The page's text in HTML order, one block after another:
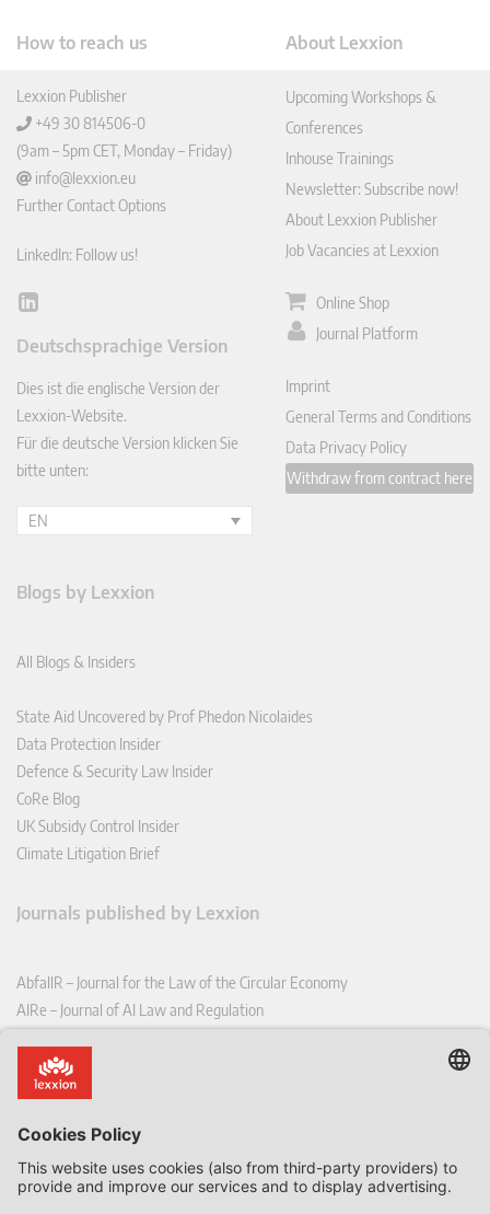
How to reach us
Lexxion Publisher
+49 30 814506-0
(9am – 5pm CET, Monday – Friday)
info@lexxion.eu
Further Contact Options
LinkedIn: Follow us!
Lin
In
Deutschsprachige Version
Dies ist die englische Version der
Lexxion-Website.
Für die deutsche Version klicken Sie
bitte unten:
EN
About Lexxion
Upcoming Workshops &
Conferences
Inhouse Trainings
Newsletter: Subscribe now!
About Lexxion Publisher
Job Vacancies at Lexxion
Online Shop
Journal Platform
Imprint
General Terms and Conditions
Data Privacy Policy
Withdraw from contract here
Blogs by Lexxion
All Blogs & Insiders
State Aid Uncovered by Prof Phedon Nicolaides
Data Protection Insider
Defence & Security Law Insider
CoRe Blog
UK Subsidy Control Insider
Climate Litigation Brief
Journals published by Lexxion
AbfallR – Journal for the Law of the Circular Economy
AIRe – Journal of AI Law and Regulation
CoRe – European Competition and Regulatory Law Review
EDPL – European Data Protection Law Review
EFFL – European Food and Feed Law Review
EHPL – European Health & Pharmaceutical Law Review
EPPPL – European Procurement & Public Private Partnership Law